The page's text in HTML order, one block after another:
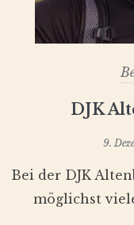
DJK
9.
Bei der DJK
möglichst